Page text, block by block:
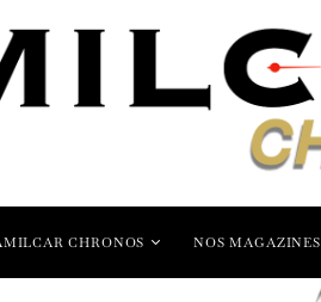
CHRONOS NOS MAGAZINES